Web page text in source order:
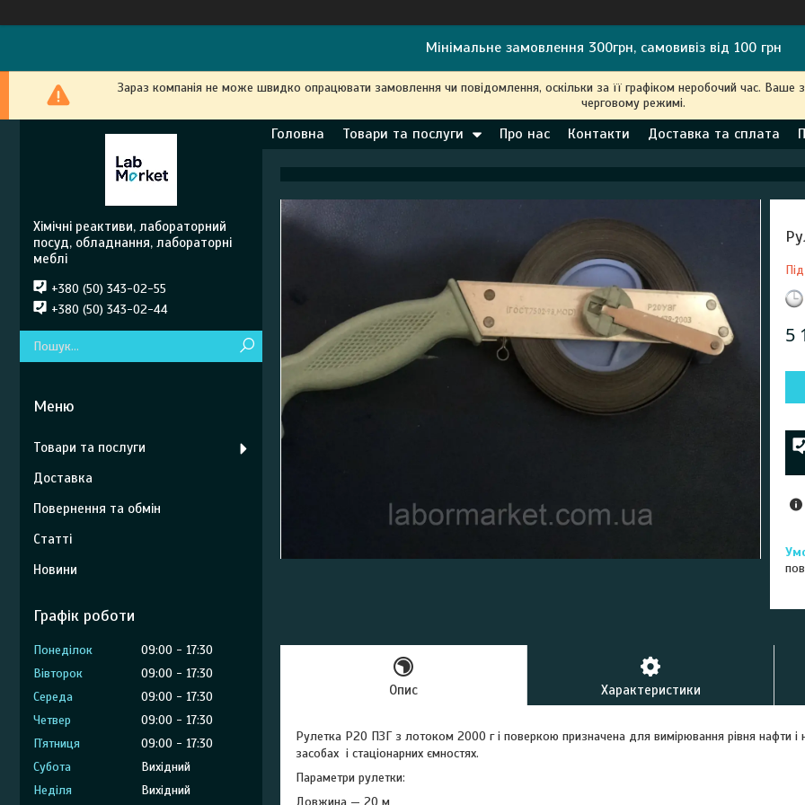
Мінімальне замовлення 300грн, самовивіз від 100 грн
Зараз компанія не може швидко опрацювати замовлення чи повідомлення, оскільки за її графіком неробочий час.
черговому режимі.
Головна Товари та послуги Про нас Контакти Доставка та сплата
5
Опис Характеристики
Рулетка Р20 ПЗГ з лотоком 2000 г і поверкою призначена для вимірювання рівня нафти і
засобах і стаціонарних ємностях.
Параметри рулетки:
Довжина — 20 м
Хімічні реактиви, лабораторний
посуд, обладнання, лабораторні
меблі
+380 (50) 343-02-55
+380 (50) 343-02-44
Товари та послуги
Доставка
Повернення та обмін
Статті
Новини
Графік роботи
Понеділок 09:00
17:30
Вівторок
09:00
17:30
Середа
09:00
17:30
Четвер
09:00
17:30
Пʼятниця
09:00
17:30
Субота
Вихідний
Неділя
Вихідний